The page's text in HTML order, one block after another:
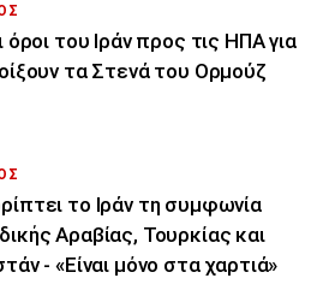
όροι του Ιράν προς τις ΗΠΑ για
τα Στενά του Ορμούζ
το Ιράν τη συμφωνία
Αραβίας, Τουρκίας και
- «Είναι μόνο στα χαρτιά»